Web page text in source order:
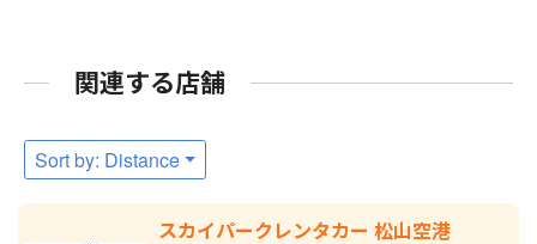
関連する店舗
Sort by: Distance
スカイパークレンタカー 松山空港